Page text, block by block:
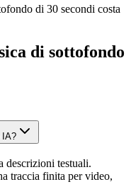
di 30 secondi costa
di sottofondo
IA?
descrizioni testuali.
traccia finita per video,